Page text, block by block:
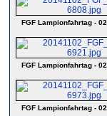
FGF Lampionfahrtag -
FGF Lampionfahrtag -
FGF Lampionfahrtag -